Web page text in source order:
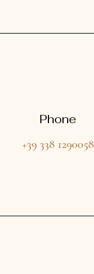
Phone
+39 338 1290058